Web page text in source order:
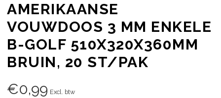
AMERIKAANSE
VOUWDOOS 3 MM ENKELE
B-GOLF 510X320X360MM
BRUIN, 20 ST/PAK
€0,99 Excl. btw